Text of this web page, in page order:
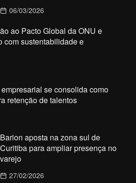
06/03/2026
ao Pacto Global da ONU e
com sustentabilidade e
se consolida como
retenção de talentos
Barion aposta na zona sul de
Curitiba para ampliar presença no
varejo
27/02/2026